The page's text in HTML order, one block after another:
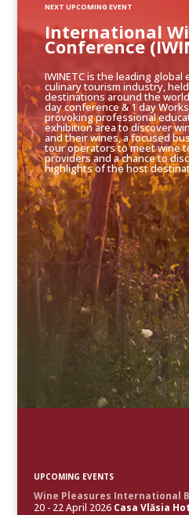
IWINETC is the leading
culinary tourism industry,
destinations around the
day conference & 1 day
provoking professional
exhibition area to discover
and their wines, a focused
tour operators to meet wine
providers and a chance to
highlights of the host
International
Conference
NEXT UPCOMING EVENT
UPCOMING EVENTS
Wine Pleasures International
20 - 22 April 2026 Casa Vlăsia